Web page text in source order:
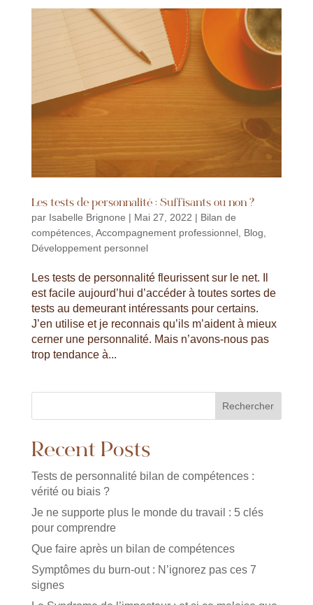
Les tests de personnalité : Suffisants ou non ?
par Isabelle Brignone | Mai 27, 2022 | Bilan de
compétences, Accompagnement professionnel, Blog
Développement personnel
Les tests de personnalité fleurissent sur le net. Il
est facile aujourd’hui d’accéder à toutes sortes de
tests au demeurant intéressants pour certains.
J’en utilise et je reconnais qu’ils m’aident à mieux
cerner une personnalité. Mais n’avons-nous pas
trop tendance à...
Rechercher
Recent Posts
Tests de personnalité bilan de compétences :
vérité ou biais ?
Je ne supporte plus le monde du travail : 5 clés
pour comprendre
Que faire après un bilan de compétences
Symptômes du burn-out : N’ignorez pas ces 7
signes